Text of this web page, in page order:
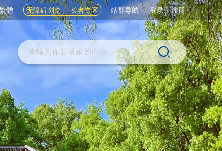
繁體 无障碍浏览 长者专区 站群导航 登录|注册